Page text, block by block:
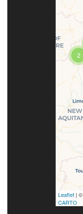
2
Leaflet | ©
CARTO